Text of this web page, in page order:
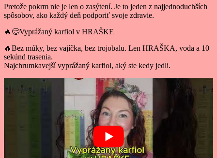
Pretože pokrm nie je len o zasýtení. Je to jeden z najjednoduchších
spôsobov, ako každý deň podporiť svoje zdravie.
🔥😋Vyprážaný karfiol v HRAŠKE
🔥Bez múky, bez vajíčka, bez trojobalu. Len HRAŠKA, voda a 10
sekúnd trasenia.
Najchrumkavejší vyprážaný karfiol, aký ste kedy jedli.